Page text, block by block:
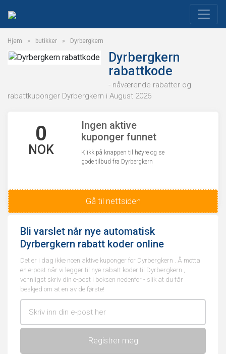
Hjem » butikker » Dyrbergkern
Dyrbergkern
rabattkode
- nåværende rabatter og
rabattkuponger Dyrbergkern i August 2026
0
NOK
Ingen aktive
kuponger funnet
Klikk på knappen til høyre og se
gode tilbud fra Dyrbergkern
Gå til nettsiden
Bli varslet når nye automatisk
Dyrbergkern rabatt koder online
Det er i dag ikke noen aktive kuponger for Dyrbergkern . Å motta
en e-post når vi legger til nye rabatt koder til Dyrbergkern ,
vennligst skriv din e-post i boksen nedenfor - slik at du får
beskjed om at en av de første!